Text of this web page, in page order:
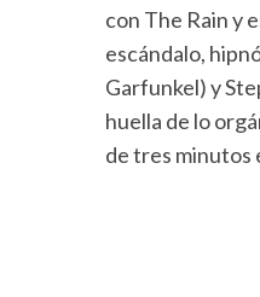
con The Rain y
escándalo,
Garfunkel) y
huella de lo
de tres minutos